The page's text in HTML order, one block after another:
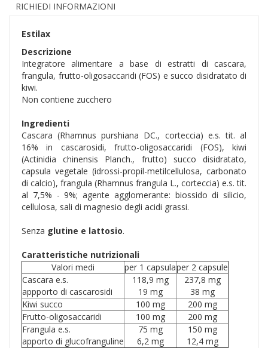
RICHIEDI INFORMAZIONI
Estilax
Descrizione
Integratore alimentare a base di estratti di cascara,
frangula, frutto-oligosaccaridi (FOS) e succo disidratato di
kiwi.
Non contiene zucchero
Ingredienti
Cascara (Rhamnus purshiana DC., corteccia) e.s. tit. al
16% in cascarosidi, frutto-oligosaccaridi (FOS), kiwi
(Actinidia chinensis Planch., frutto) succo disidratato,
capsula vegetale (idrossi-propil-metilcellulosa, carbonato
di calcio), frangula (Rhamnus frangula L., corteccia) e.s. tit.
al 7,5% - 9%; agente agglomerante: biossido di silicio,
cellulosa, sali di magnesio degli acidi grassi.
Senza glutine e lattosio.
Caratteristiche nutrizionali
Valori medi
per 1 capsulaper 2 capsule
Cascara e.s.
appporto di cascarosidi
118,9 mg
19 mg
237,8 mg
38 mg
Kiwi succo
100 mg
200 mg
Frutto-oligosaccaridi
100 mg
200 mg
Frangula e.s.
apporto di glucofranguline
75 mg
6,2 mg
150 mg
12,4 mg